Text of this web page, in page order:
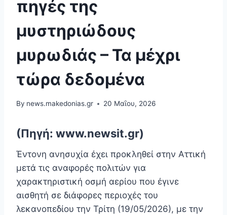
πηγές της
μυστηριώδους
μυρωδιάς – Τα μέχρι
τώρα δεδομένα
By news.makedonias.gr 20 Μαΐου, 2026
(Πηγή: www.newsit.gr)
Έντονη ανησυχία έχει προκληθεί στην Αττική
μετά τις αναφορές πολιτών για
χαρακτηριστική οσμή αερίου που έγινε
αισθητή σε διάφορες περιοχές του
λεκανοπεδίου την Τρίτη (19/05/2026), με την